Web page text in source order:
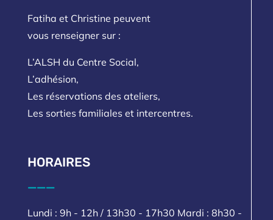
Fatiha et Christine peuvent
vous renseigner sur :
L’ALSH du Centre Social,
L’adhésion,
Les réservations des ateliers,
Les sorties familiales et intercentres.
HORAIRES
___
Lundi : 9h - 12h / 13h30 - 17h30 Mardi : 8h30 -